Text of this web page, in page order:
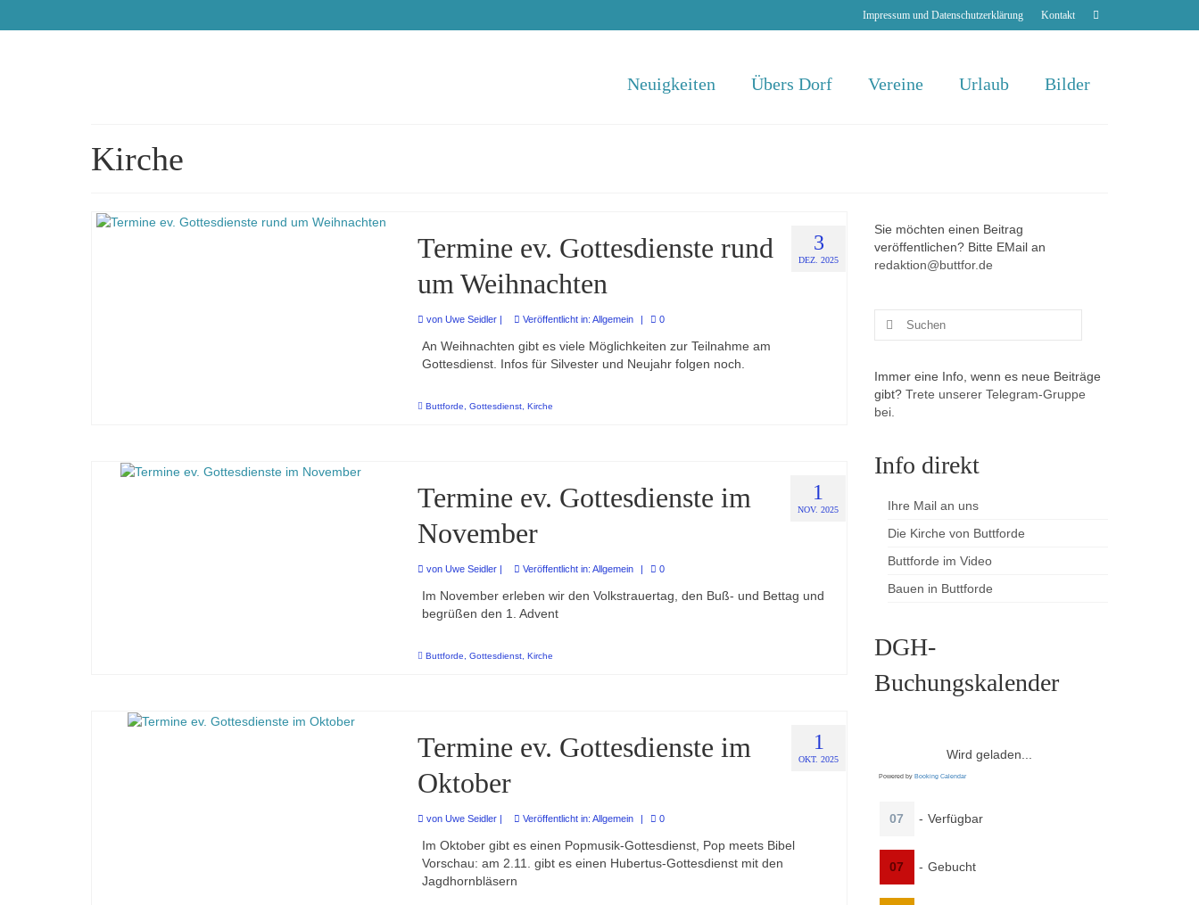
Impressum und Datenschutzerklärung Kontakt
Neuigkeiten Übers Dorf Vereine Urlaub Bilder
Kirche
3
DEZ. 2025
Termine ev. Gottesdienste rund
um Weihnachten
von Uwe Seidler| Veröffentlicht in: Allgemein | 0
An Weihnachten gibt es viele Möglichkeiten zur Teilnahme am
Gottesdienst. Infos für Silvester und Neujahr folgen noch.
Buttforde Gottesdienst, Kirche
1
NOV. 2025
Termine ev. Gottesdienste im
November
von Uwe Seidler| Veröffentlicht in: Allgemein | 0
Im November erleben wir den Volkstrauertag, den Buß- und Bettag und
begrüßen den 1. Advent
Buttforde Gottesdienst, Kirche
1
OKT. 2025
Termine ev. Gottesdienste im
Oktober
von Uwe Seidler| Veröffentlicht in: Allgemein | 0
Im Oktober gibt es einen Popmusik-Gottesdienst, Pop meets Bibel
Vorschau: am 2.11. gibt es einen Hubertus-Gottesdienst mit den
Jagdhornbläsern
Sie möchten einen Beitrag
veröffentlichen? Bitte EMail an
redaktion@buttfor.de
Suchen
Immer eine Info, wenn es neue Beiträge
gibt? Trete unserer Telegram-Gruppe
bei.
Info direkt
Ihre Mail an uns
Die Kirche von Buttforde
Buttforde im Video
Bauen in Buttforde
DGH-
Buchungskalender
Wird geladen...
Powered by Booking Calendar
07 - Verfügbar
07 - Gebucht